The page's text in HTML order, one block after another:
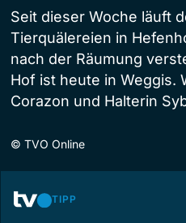
Seit dieser Woche läuft
Tierquälereien in
nach der Räumung
Hof ist heute in Weggis.
Corazon und Halterin
© TVO Online
TIPP